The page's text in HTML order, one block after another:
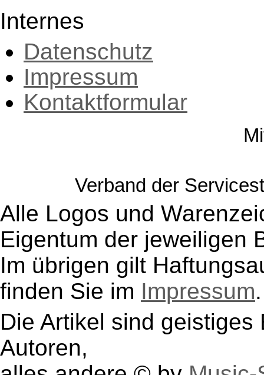
Internes
Datenschutz
Impressum
Kontaktformular
Verband der
Alle Logos und
Eigentum der jeweiligen
Im übrigen gilt
finden Sie im Impressum.
Die Artikel sind
Autoren,